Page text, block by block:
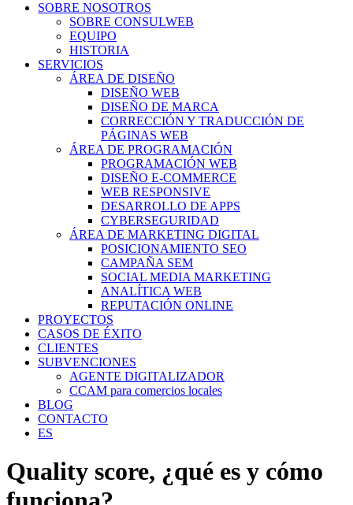
SOBRE NOSOTROS
SOBRE CONSULWEB
EQUIPO
HISTORIA
SERVICIOS
ÁREA DE DISEÑO
DISEÑO WEB
DISEÑO DE MARCA
CORRECCIÓN Y TRADUCCIÓN DE
PÁGINAS WEB
ÁREA DE PROGRAMACIÓN
PROGRAMACIÓN WEB
DISEÑO E-COMMERCE
WEB RESPONSIVE
DESARROLLO DE APPS
CYBERSEGURIDAD
ÁREA DE MARKETING DIGITAL
POSICIONAMIENTO SEO
CAMPAÑA SEM
SOCIAL MEDIA MARKETING
ANALÍTICA WEB
REPUTACIÓN ONLINE
PROYECTOS
CASOS DE ÉXITO
CLIENTES
SUBVENCIONES
AGENTE DIGITALIZADOR
CCAM para comercios locales
BLOG
CONTACTO
ES
Quality score, ¿qué es y cómo